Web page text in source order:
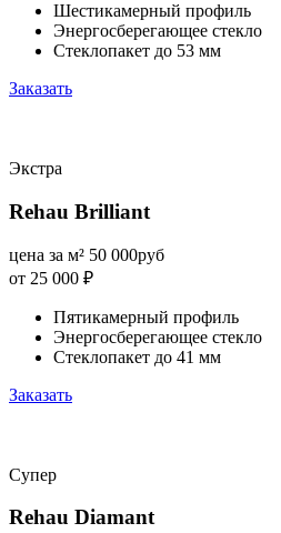
Шестикамерный профиль
Энергосберегающее стекло
Стеклопакет до 53 мм
Заказать
Экстра
Rehau Brilliant
цена за м² 50 000руб
от 25 000 ₽
Пятикамерный профиль
Энергосберегающее стекло
Стеклопакет до 41 мм
Заказать
Супер
Rehau Diamant